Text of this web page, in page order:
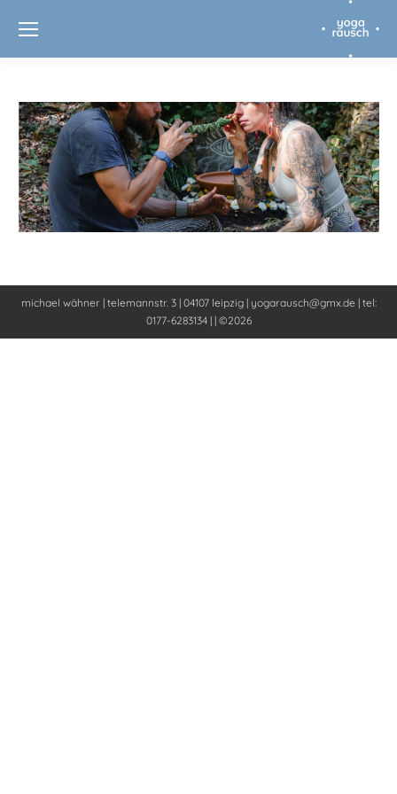
michael wähner | telemannstr. 3 | 04107 leipzig | yogarausch@gmx.de | tel:
0177-6283134 | | ©2026